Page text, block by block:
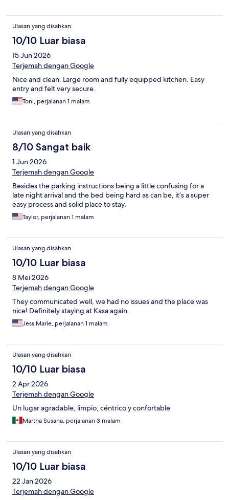
Ulasan yang disahkan
10/10 Luar biasa
15 Jun 2026
Terjemah dengan Google
Nice and clean. Large room and fully equipped kitchen. Easy
entry and felt very secure.
Toni, perjalanan 1 malam
Ulasan yang disahkan
8/10 Sangat baik
1 Jun 2026
Terjemah dengan Google
Besides the parking instructions being a little confusing for a
late night arrival and the bed being hard as can be, it’s a super
easy process and solid place to stay.
Taylor, perjalanan 1 malam
Ulasan yang disahkan
10/10 Luar biasa
8 Mei 2026
Terjemah dengan Google
They communicated well, we had no issues and the place was
nice! Definitely staying at Kasa again.
Jess Marie, perjalanan 1 malam
Ulasan yang disahkan
10/10 Luar biasa
2 Apr 2026
Terjemah dengan Google
Un lugar agradable, limpio, céntrico y confortable
Martha Susana, perjalanan 3 malam
Ulasan yang disahkan
10/10 Luar biasa
22 Jan 2026
Terjemah dengan Google